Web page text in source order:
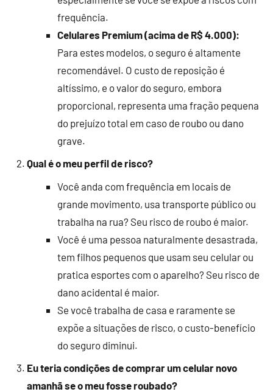
frequência.
Celulares Premium (acima de R$ 4.000):
Para estes modelos, o seguro é altamente
recomendável. O custo de reposição é
altíssimo, e o valor do seguro, embora
proporcional, representa uma fração pequena
do prejuízo total em caso de roubo ou dano
grave.
Qual é o meu perfil de risco?
Você anda com frequência em locais de
grande movimento, usa transporte público ou
trabalha na rua? Seu risco de roubo é maior.
Você é uma pessoa naturalmente desastrada,
tem filhos pequenos que usam seu celular ou
pratica esportes com o aparelho? Seu risco de
dano acidental é maior.
Se você trabalha de casa e raramente se
expõe a situações de risco, o custo-benefício
do seguro diminui.
Eu teria condições de comprar um celular novo
amanhã se o meu fosse roubado?